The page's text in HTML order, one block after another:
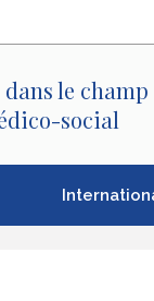
le champ
social